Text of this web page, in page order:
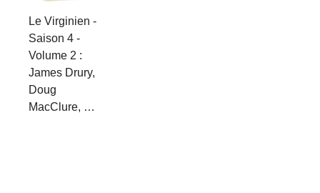
Le Virginien -
Saison 4 -
Volume 2 :
James Drury,
Doug
MacClure, …